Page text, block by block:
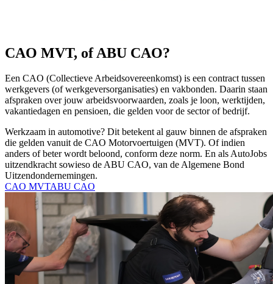
CAO MVT, of ABU CAO?
Een CAO (Collectieve Arbeidsovereenkomst) is een contract tussen
werkgevers (of werkgeversorganisaties) en vakbonden. Daarin staan
afspraken over jouw arbeidsvoorwaarden, zoals je loon, werktijden,
vakantiedagen en pensioen, die gelden voor de sector of bedrijf.
Werkzaam in automotive? Dit betekent al gauw binnen de afspraken
die gelden vanuit de CAO Motorvoertuigen (MVT). Of indien
anders of beter wordt beloond, conform deze norm. En als AutoJobs
uitzendkracht sowieso de ABU CAO, van de Algemene Bond
Uitzendondernemingen.
CAO MVTABU CAO